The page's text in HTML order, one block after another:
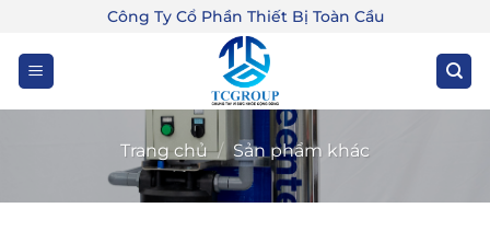
dung
Công Ty Cổ Phần Thiết Bị Toàn Cầu
Trang chủ / Sản phẩm khác